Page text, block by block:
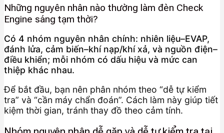
Những nguyên nhân nào thường làm đèn Check
Engine sáng tạm thời?
Có 4 nhóm nguyên nhân chính: nhiên liệu–EVAP,
đánh lửa, cảm biến–khí nạp/khí xả, và nguồn điện–
điều khiển; mỗi nhóm có dấu hiệu và mức can
thiệp khác nhau.
Để bắt đầu, bạn nên phân nhóm theo “dễ tự kiểm
tra” và “cần máy chẩn đoán”. Cách làm này giúp tiết
kiệm thời gian, tránh thay đồ theo cảm tính.